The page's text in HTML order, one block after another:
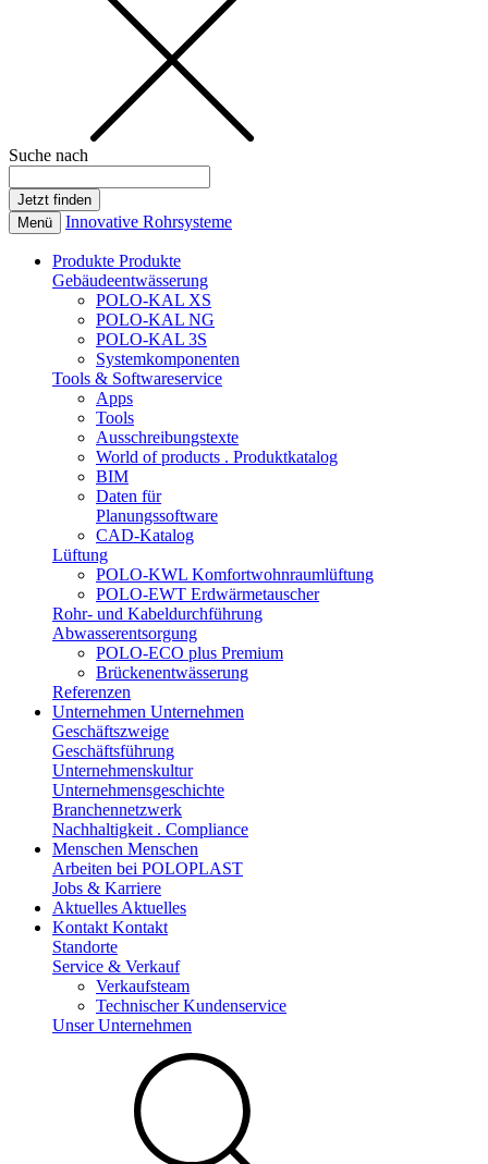
Suche nach
Menü Innovative Rohrsysteme
Produkte Produkte
Gebäudeentwässerung
POLO-KAL XS
POLO-KAL NG
POLO-KAL 3S
Systemkomponenten
Tools & Softwareservice
Apps
Tools
Ausschreibungstexte
World of products . Produktkatalog
BIM
Daten für
Planungssoftware
CAD-Katalog
Lüftung
POLO-KWL Komfortwohnraumlüftung
POLO-EWT Erdwärmetauscher
Rohr- und Kabeldurchführung
Abwasserentsorgung
POLO-ECO plus Premium
Brückenentwässerung
Referenzen
Unternehmen Unternehmen
Geschäftszweige
Geschäftsführung
Unternehmenskultur
Unternehmensgeschichte
Branchennetzwerk
Nachhaltigkeit . Compliance
Menschen Menschen
Arbeiten bei POLOPLAST
Jobs & Karriere
Aktuelles Aktuelles
Kontakt Kontakt
Standorte
Service & Verkauf
Verkaufsteam
Technischer Kundenservice
Unser Unternehmen